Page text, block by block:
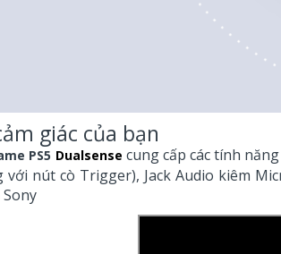
giác của bạn
PS5 Dualsense cung cấp các tính
nút cò Trigger), Jack Audio kiêm